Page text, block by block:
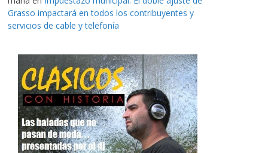
Grasso impactará en todos los contribuyentes y
servicios de cable y telefonía